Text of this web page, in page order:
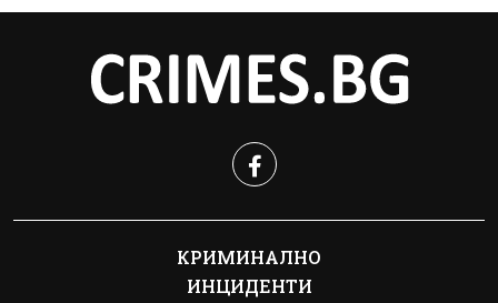
КРИМИНАЛНО
ИНЦИДЕНТИ